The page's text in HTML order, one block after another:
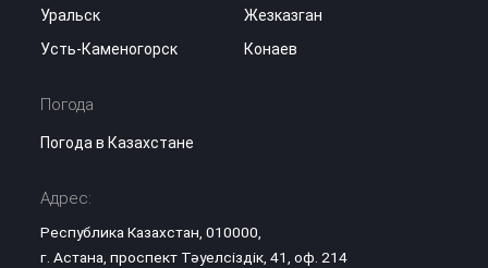
Уральск
Жезказган
Усть-Каменогорск
Конаев
Погода
Погода в Казахстане
Адрес:
Республика Казахстан, 010000,
г. Астана, проспект Тәуелсіздік, 41, оф. 214